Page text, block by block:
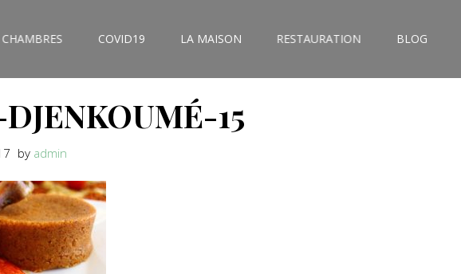
COVID19 LA MAISON RESTAURATION BLOG
15
by admin